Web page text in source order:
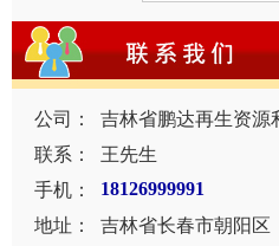
公司：
吉林省鹏达再生资源
联系：
王先生
手机：
18126999991
地址：
吉林省长春市朝阳区